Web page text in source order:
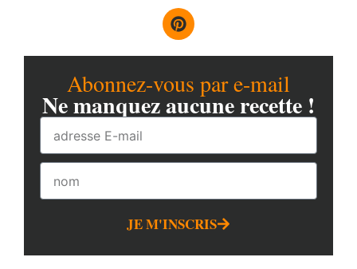
Abonnez-vous par e-mail
Ne manquez aucune recette !
JE M'INSCRIS